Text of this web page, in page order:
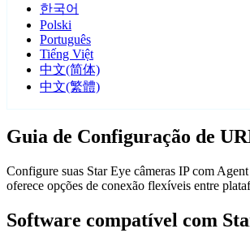
한국어
Polski
Português
Tiếng Việt
中文(简体)
中文(繁體)
Guia de Configuração de
Configure suas Star Eye câmeras IP com
oferece opções de conexão flexíveis entre
Software compatível com